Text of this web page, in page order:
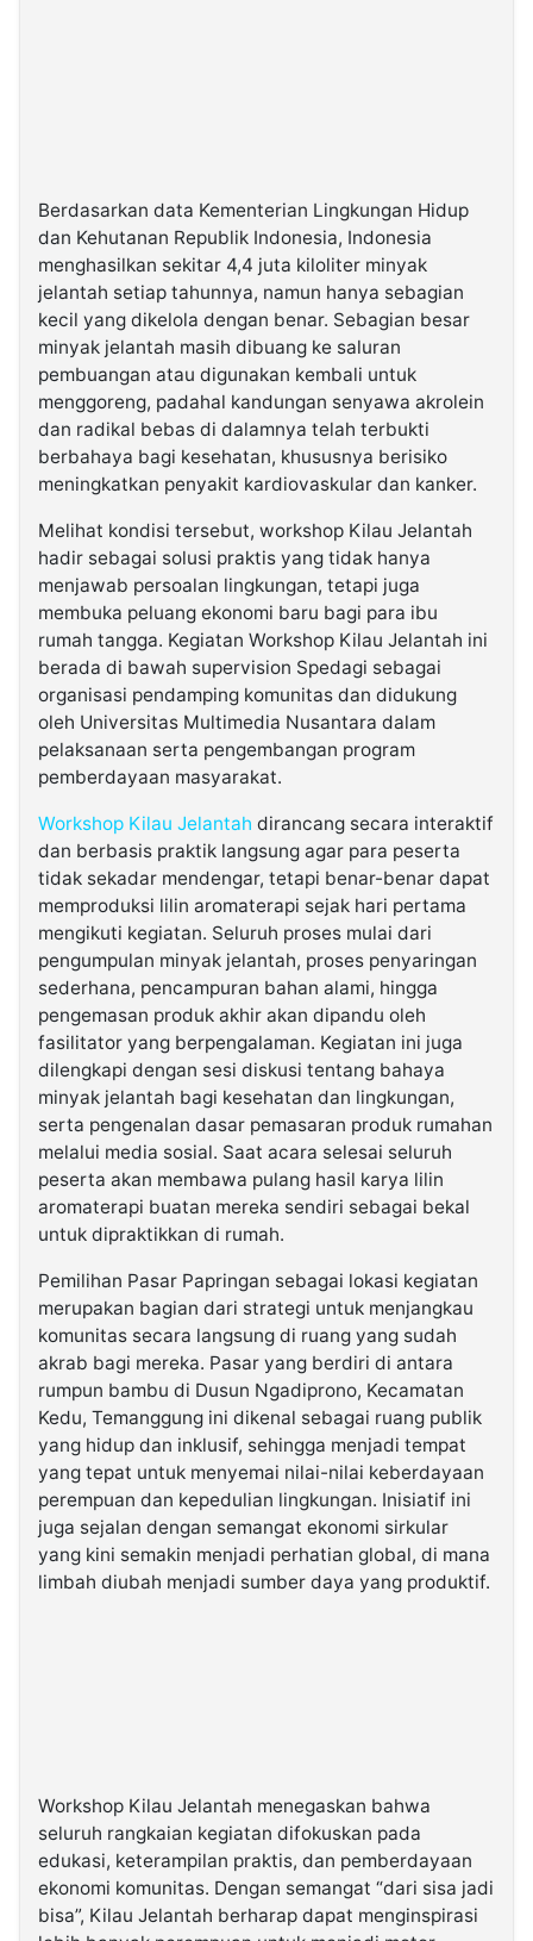
Berdasarkan data Kementerian Lingkungan Hidup
dan Kehutanan Republik Indonesia, Indonesia
menghasilkan sekitar 4,4 juta kiloliter minyak
jelantah setiap tahunnya, namun hanya sebagian
kecil yang dikelola dengan benar. Sebagian besar
minyak jelantah masih dibuang ke saluran
pembuangan atau digunakan kembali untuk
menggoreng, padahal kandungan senyawa akrolein
dan radikal bebas di dalamnya telah terbukti
berbahaya bagi kesehatan, khususnya berisiko
meningkatkan penyakit kardiovaskular dan kanker.
Melihat kondisi tersebut, workshop Kilau Jelantah
hadir sebagai solusi praktis yang tidak hanya
menjawab persoalan lingkungan, tetapi juga
membuka peluang ekonomi baru bagi para ibu
rumah tangga. Kegiatan Workshop Kilau Jelantah ini
berada di bawah supervision Spedagi sebagai
organisasi pendamping komunitas dan didukung
oleh Universitas Multimedia Nusantara dalam
pelaksanaan serta pengembangan program
pemberdayaan masyarakat.
Workshop Kilau Jelantah dirancang secara interaktif
dan berbasis praktik langsung agar para peserta
tidak sekadar mendengar, tetapi benar-benar dapat
memproduksi lilin aromaterapi sejak hari pertama
mengikuti kegiatan. Seluruh proses mulai dari
pengumpulan minyak jelantah, proses penyaringan
sederhana, pencampuran bahan alami, hingga
pengemasan produk akhir akan dipandu oleh
fasilitator yang berpengalaman. Kegiatan ini juga
dilengkapi dengan sesi diskusi tentang bahaya
minyak jelantah bagi kesehatan dan lingkungan,
serta pengenalan dasar pemasaran produk rumahan
melalui media sosial. Saat acara selesai seluruh
peserta akan membawa pulang hasil karya lilin
aromaterapi buatan mereka sendiri sebagai bekal
untuk dipraktikkan di rumah.
Pemilihan Pasar Papringan sebagai lokasi kegiatan
merupakan bagian dari strategi untuk menjangkau
komunitas secara langsung di ruang yang sudah
akrab bagi mereka. Pasar yang berdiri di antara
rumpun bambu di Dusun Ngadiprono, Kecamatan
Kedu, Temanggung ini dikenal sebagai ruang publik
yang hidup dan inklusif, sehingga menjadi tempat
yang tepat untuk menyemai nilai-nilai keberdayaan
perempuan dan kepedulian lingkungan. Inisiatif ini
juga sejalan dengan semangat ekonomi sirkular
yang kini semakin menjadi perhatian global, di mana
limbah diubah menjadi sumber daya yang produktif.
Workshop Kilau Jelantah menegaskan bahwa
seluruh rangkaian kegiatan difokuskan pada
edukasi, keterampilan praktis, dan pemberdayaan
ekonomi komunitas. Dengan semangat “dari sisa jadi
bisa”, Kilau Jelantah berharap dapat menginspirasi